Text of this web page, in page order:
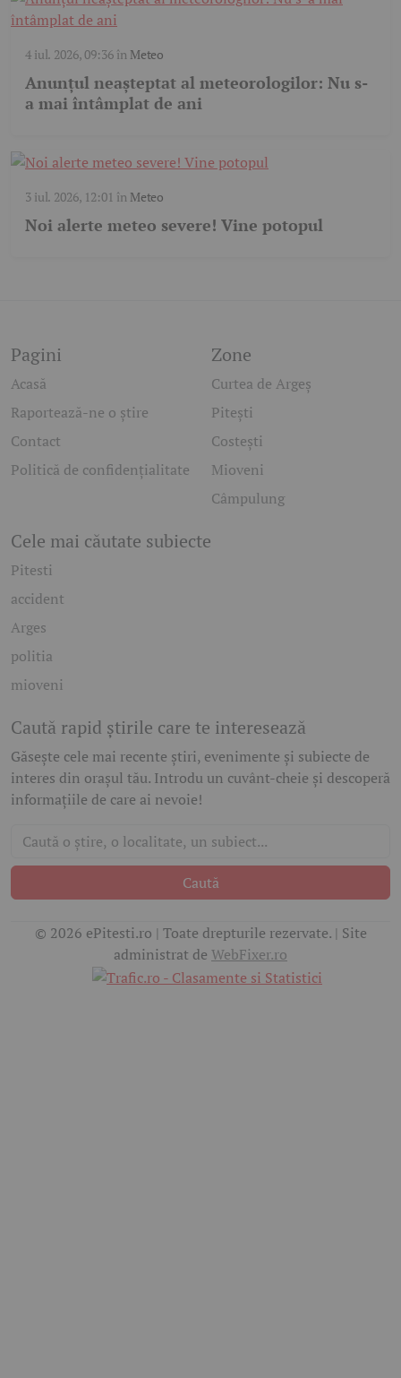
4 iul. 2026, 09:36în Meteo
Anunțul neașteptat al meteorologilor: Nu s-
a mai întâmplat de ani
3 iul. 2026, 12:01 în Meteo
Noi alerte meteo severe! Vine potopul
Pagini
Acasă
Raportează-ne o știre
Contact
Politică de confidențialitate
Zone
Curtea de Argeș
Pitești
Costești
Mioveni
Câmpulung
Cele mai căutate subiecte
Pitesti
accident
Arges
politia
mioveni
Caută rapid știrile care te interesează
Găsește cele mai recente știri, evenimente și subiecte de
interes din orașul tău. Introdu un cuvânt-cheie și descoperă
informațiile de care ai nevoie!
Caută
© 2026 ePitesti.ro | Toate drepturile rezervate. | Site
administrat de WebFixer.ro